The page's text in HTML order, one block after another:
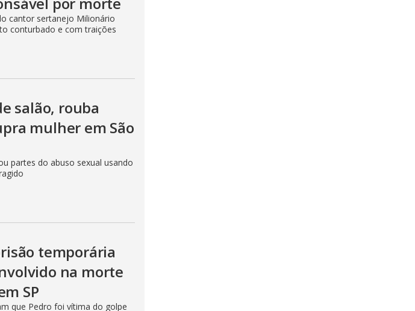
cantor sertanejo Milionário
conturbado e com traições
salão, rouba
mulher em São
partes do abuso sexual usando
temporária
na morte
SP
que Pedro foi vítima do golpe